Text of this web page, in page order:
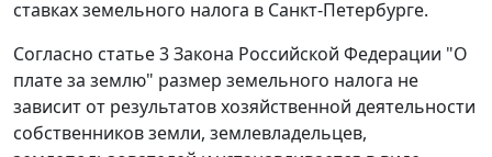
ставках земельного налога в Санкт-Петербурге.
Согласно статье 3Закона Российской Федерации "О
плате за землю" размер земельного налога не
зависит от результатов хозяйственной деятельности
собственников земли, землевладельцев,